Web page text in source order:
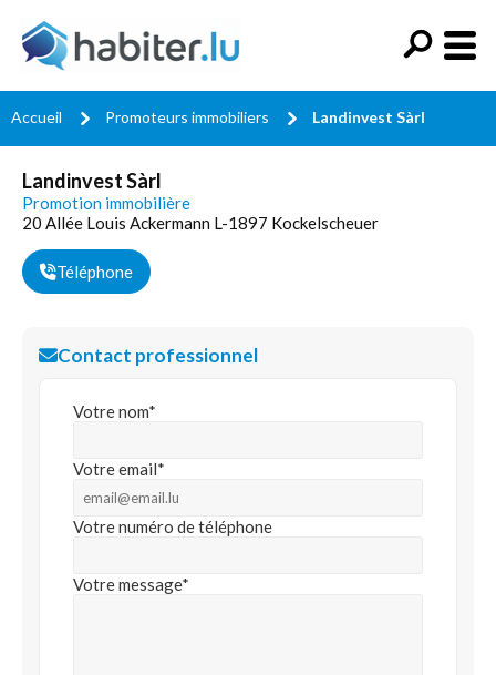
Accueil Promoteurs immobiliers Landinvest Sàrl
Landinvest Sàrl
Promotion immobilière
20 Allée Louis Ackermann L-1897 Kockelscheuer
Téléphone
Contact professionnel
Votre nom*
Votre email*
Votre numéro de téléphone
Votre message*